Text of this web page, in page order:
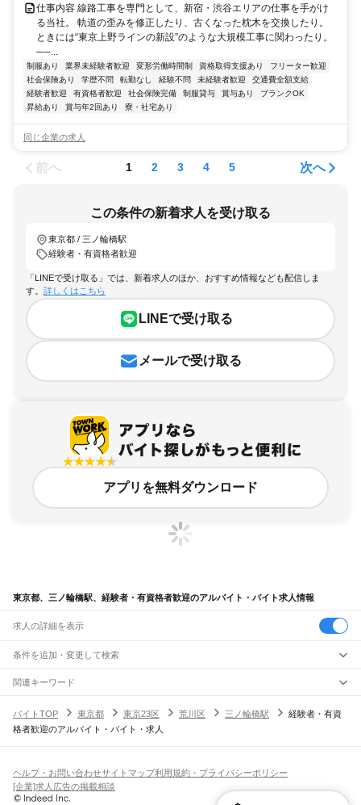
仕事内容 線路工事を専門として、新宿・渋谷エリアの仕事を手がけ
る当社。 軌道の歪みを修正したり、古くなった枕木を交換したり。
ときには“東京上野ラインの新設”のような大規模工事に関わったり。
──...
制服あり 業界未経験者歓迎 変形労働時間制 資格取得支援あり
フリーター歓迎
社会保険あり
学歴不問 転勤なし 経験不問 未経験者歓迎
交通費全額支給
経験者歓迎
有資格者歓迎 社会保険完備 制服貸与 賞与あり
ブランクOK
昇給あり
賞与年2回あり 寮・社宅あり
同じ企業の求人
前へ 1 2 3 4 5 次へ
この条件の新着求人を受け取る
東京都 / 三ノ輪橋駅
経験者・有資格者歓迎
「LINEで受け取る」では、新着求人のほか、おすすめ情報なども配信しま
す。 詳しくはこちら
LINEで受け取る
メールで受け取る
アプリを無料ダウンロード
東京都、三ノ輪橋駅、経験者・有資格者歓迎のアルバイト・バイト求人情報
求人の詳細を表示
条件を追加・変更して検索
市区町村を追加・変更
東京都すべて
東京23区すべて
江戸川区
八王子市立川市武蔵野市 昭島市調布市町田市小金井市
駅を追加・変更
JR山手線
大崎駅五反田駅目黒駅恵比寿駅 代々木駅新宿駅新大久保駅
高田馬場駅
田端駅 西日暮里駅
職種を追加・変更
飲食・フードサービスすべて
ホールスタッフキッチンスタッフ
パン屋（ベーカリー）
バー（BAR）・バーテンダー
人気
日払いOK高校生歓迎 髪型・髪色自由
雇用形態を追加・変更
関連キーワード
バイトTOP
東京都 東京23区 荒川区 三ノ輪橋駅
経験者・有資
格者歓迎のアルバイト・バイト・求人
ヘルプ・お問い合わせサイトマップ利用規約・プライバシーポリシー
[企業]求人広告の掲載相談